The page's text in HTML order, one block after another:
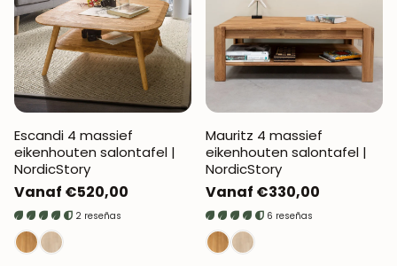
Escandi 4 massief
eikenhouten salontafel |
NordicStory
Normale
prijs
Vanaf €520,00
2 reseñas
Mauritz 4 massief
eikenhouten salontafel |
NordicStory
Normale
prijs
Vanaf €330,00
6 reseñas